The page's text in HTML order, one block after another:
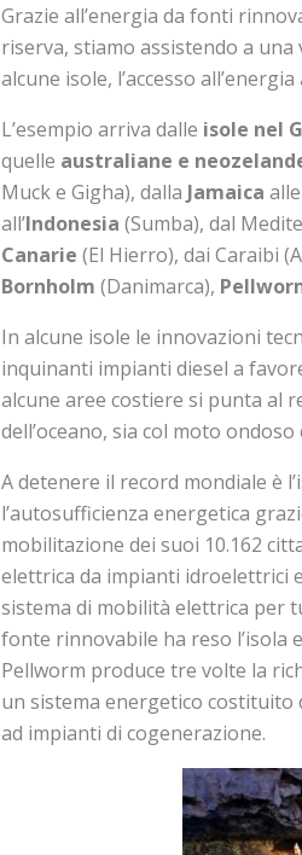
Grazie all’energia da fonti
riserva, stiamo assistendo a
alcune isole, l’accesso
L’esempio arriva dalle isole nel
quelle australiane e
Muck e Gigha), dalla Jamaica alle
all’Indonesia (Sumba), dal
Canarie (El Hierro), dai Caraibi
Bornholm (Danimarca),
In alcune isole le innovazioni
inquinanti impianti diesel a
alcune aree costiere si punta al
dell’oceano, sia col moto ondoso
A detenere il record mondiale è
l’autosufficienza energetica
mobilitazione dei suoi 10.162
elettrica da impianti idroelettrici
sistema di mobilità elettrica per
fonte rinnovabile ha reso l’isola
Pellworm produce tre volte la
un sistema energetico costituito
ad impianti di cogenerazione.